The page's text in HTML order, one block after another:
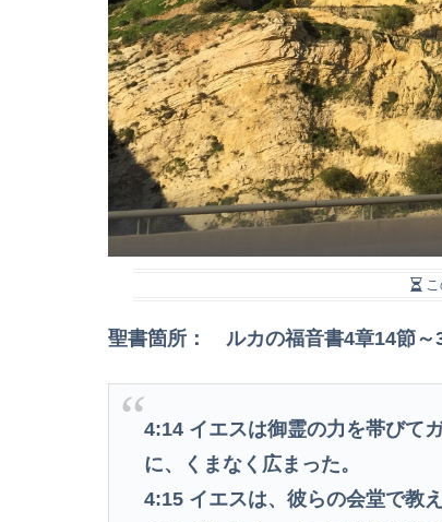
聖書箇所： ルカの福音書4章14節～
4:14 イエスは御霊の力を帯びて
に、くまなく広まった。
4:15 イエスは、彼らの会堂で教